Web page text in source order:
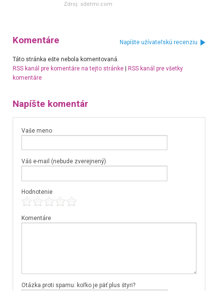
Zdroj: sdetmi.com
Komentáre Napíšte užívateľskú recenziu
Táto stránka ešte nebola komentovaná.
RSS kanál pre komentáre na tejto stránke| RSS kanál pre všetky
komentáre
Napíšte komentár
Vaše meno
Váš e-mail (nebude zverejnený)
Hodnotenie
Komentáre
Otázka proti spamu: koľko je päť plus štyri?